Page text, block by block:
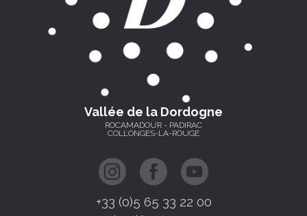
Vallée de la Dordogne
ROCAMADOUR - PADIRAC
COLLONGES-LA-ROUGE
+33 (0)5 65 33 22 00